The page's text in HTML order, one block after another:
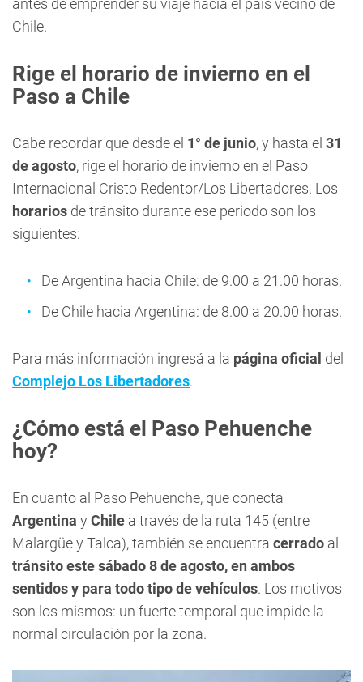
antes de emprender su viaje hacia el país vecino de
Chile.
Rige el horario de invierno en el
Paso a Chile
Cabe recordar que desde el 1° de junio, y hasta el 31
de agosto, rige el horario de invierno en el Paso
Internacional Cristo Redentor/Los Libertadores. Los
horarios de tránsito durante ese periodo son los
siguientes:
De Argentina hacia Chile: de 9.00 a 21.00 horas.
De Chile hacia Argentina: de 8.00 a 20.00 horas.
Para más información ingresá a la página oficial del
Complejo Los Libertadores.
¿Cómo está el Paso Pehuenche
hoy?
En cuanto al Paso Pehuenche, que conecta
Argentina y Chile a través de la ruta 145 (entre
Malargüe y Talca), también se encuentra cerrado al
tránsito este sábado 8 de agosto, en ambos
sentidos y para todo tipo de vehículos. Los motivos
son los mismos: un fuerte temporal que impide la
normal circulación por la zona.